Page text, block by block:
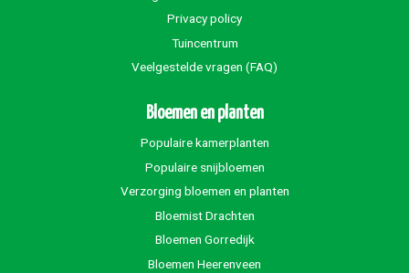
Privacy policy
Tuincentrum
Veelgestelde vragen (FAQ)
Bloemen en planten
Populaire kamerplanten
Populaire snijbloemen
Verzorging bloemen en planten
Bloemist Drachten
Bloemen Gorredijk
Bloemen Heerenveen